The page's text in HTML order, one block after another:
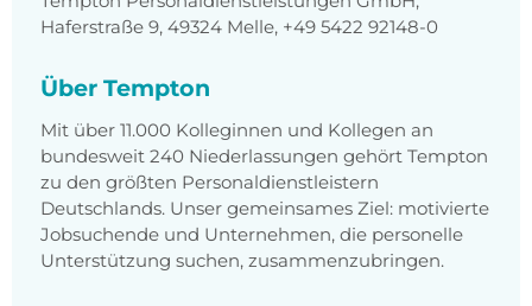
Haferstraße 9, 49324 Melle, +49 5422 92148-0
Über Tempton
Mit über 11.000 Kolleginnen und Kollegen an
bundesweit 240 Niederlassungen gehört Tempton
zu den größten Personaldienstleistern
Deutschlands. Unser gemeinsames Ziel: motivierte
Jobsuchende und Unternehmen, die personelle
Unterstützung suchen, zusammenzubringen.